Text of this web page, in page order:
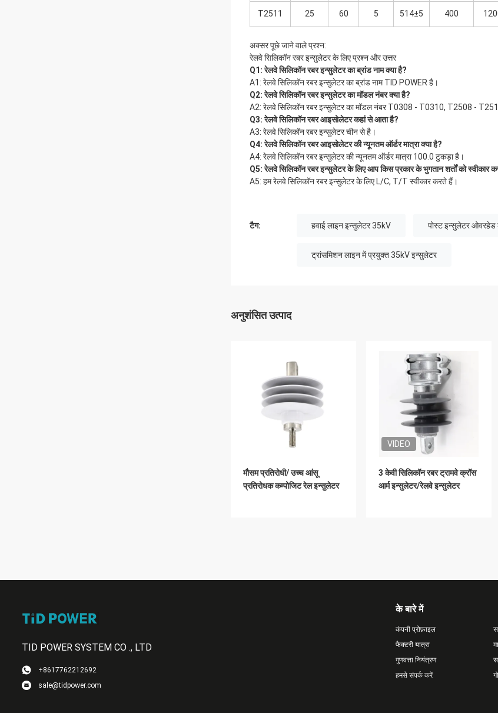
T2511 25 60 5 514±5 400
अक्सर पूछे जाने वाले प्रश्न:
रेलवे सिलिकॉन रबर इन्सुलेटर के लिए प्रश्न और उत्तर
Q1: रेलवे सिलिकॉन रबर इन्सुलेटर का ब्रांड नाम क्या है?
A1: रेलवे सिलिकॉन रबर इन्सुलेटर का ब्रांड नाम TID POWER है।
Q2: रेलवे सिलिकॉन रबर इन्सुलेटर का मॉडल नंबर क्या है?
A2: रेलवे सिलिकॉन रबर इन्सुलेटर का मॉडल नंबर T0308 - T0310, T2508 -
Q3: रेलवे सिलिकॉन रबर आइसोलेटर कहां से आता है?
A3: रेलवे सिलिकॉन रबर इन्सुलेटर चीन से है।
Q4: रेलवे सिलिकॉन रबर आइसोलेटर की न्यूनतम ऑर्डर मात्रा क्या है?
A4: रेलवे सिलिकॉन रबर इन्सुलेटर की न्यूनतम ऑर्डर मात्रा 100.0 टुकड़ा है।
Q5: रेलवे सिलिकॉन रबर इन्सुलेटर के लिए आप किस प्रकार के भुगतान शर्तों को स्वीकार
A5: हम रेलवे सिलिकॉन रबर इन्सुलेटर के लिए L/C, T/T स्वीकार करते हैं।
टैग: हवाई लाइन इन्सुलेटर 35kV पोस्ट इन्सुलेटर ओवरहेड
ट्रांसमिशन लाइन में प्रयुक्त 35kV इन्सुलेटर
अनुशंसित उत्पाद
मौसम प्रतिरोधी/ उच्च आंसू
प्रतिरोधक कम्पोजिट रेल इन्सुलेटर
VIDEO
3 केवी सिलिकॉन रबर ट्रामवे क्रॉस
आर्म इन्सुलेटर/रेलवे इन्सुलेटर
TID POWER SYSTEM CO ., LTD
+8617762212692
sale@tidpower.com
के बारे में
कंपनी प्रोफ़ाइल
फैक्टरी यात्रा
गुणवत्ता नियंत्रण
हमसे संपर्क करें